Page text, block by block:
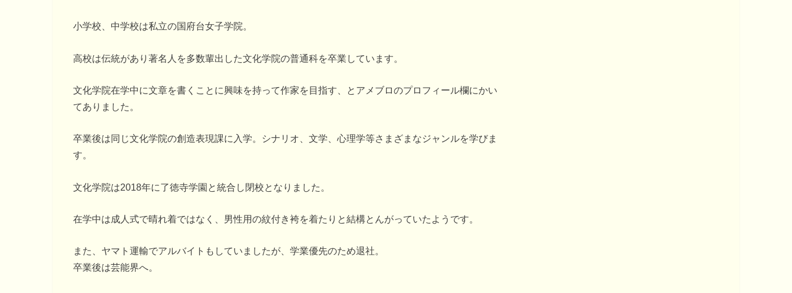
小学校、中学校は私立の国府台女子学院。
高校は伝統があり著名人を多数輩出した文化学院の普通科を卒業しています。
文化学院在学中に文章を書くことに興味を持って作家を目指す、とアメブロのプロフィール欄にかい
てありました。
卒業後は同じ文化学院の創造表現課に入学。シナリオ、文学、心理学等さまざまなジャンルを学びま
す。
文化学院は2018年に了徳寺学園と統合し閉校となりました。
在学中は成人式で晴れ着ではなく、男性用の紋付き袴を着たりと結構とんがっていたようです。
また、ヤマト運輸でアルバイトもしていましたが、学業優先のため退社。
卒業後は芸能界へ。